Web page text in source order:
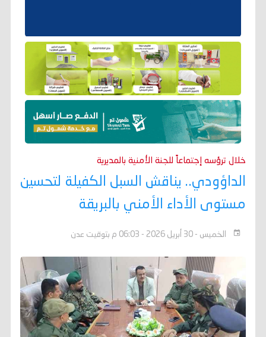
خلال ترؤسه إجتماعاً للجنة الأمنية بالمديرية
الداؤودي.. يناقش السبل الكفيلة لتحسين
مستوى الأداء الأمني بالبريقة
الخميس - 30 أبريل 2026 - 06:03 م بتوقيت عدن